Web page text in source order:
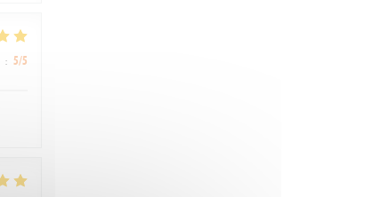
: 5/5